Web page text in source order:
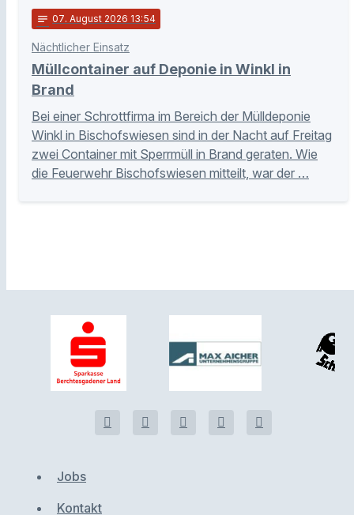
notes 07. August 2026 13:54
Nächtlicher Einsatz
Müllcontainer auf Deponie in Winkl in
Brand
Bei einer Schrottfirma im Bereich der Mülldeponie
Winkl in Bischofswiesen sind in der Nacht auf Freitag
zwei Container mit Sperrmüll in Brand geraten. Wie
die Feuerwehr Bischofswiesen mitteilt, war der …
Jobs
Kontakt